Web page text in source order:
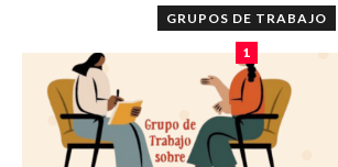
GRUPOS DE TRABAJO
1